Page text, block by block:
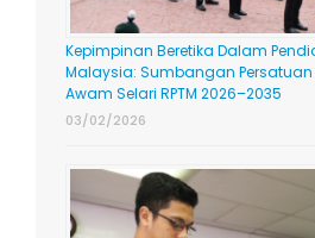
Kepimpinan Beretika Dalam
Malaysia: Sumbangan Persatuan
Awam Selari RPTM 2026–2035
03/02/2026